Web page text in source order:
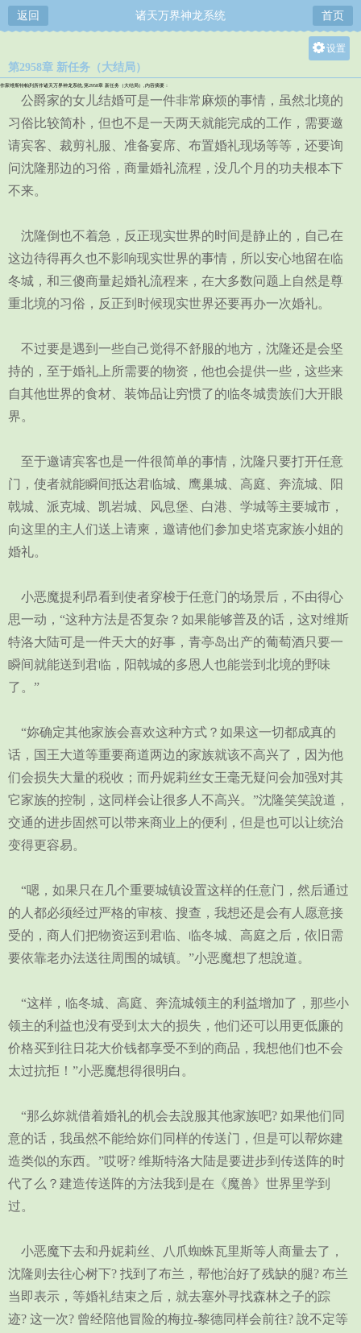
返回 诸天万界神龙系统 首页
设置
大
中
小
第2958章 新任务（大结局）
作家维斯特帕列所作诸天万界神龙系统,第2958章 新任务（大结局）,内容摘要：
公爵家的女儿结婚可是一件非常麻烦的事情，虽然北境的
习俗比较简朴，但也不是一天两天就能完成的工作，需要邀
请宾客、裁剪礼服、准备宴席、布置婚礼现场等等，还要询
问沈隆那边的习俗，商量婚礼流程，没几个月的功夫根本下
不来。
沈隆倒也不着急，反正现实世界的时间是静止的，自己在
这边待得再久也不影响现实世界的事情，所以安心地留在临
冬城，和三傻商量起婚礼流程来，在大多数问题上自然是尊
重北境的习俗，反正到时候现实世界还要再办一次婚礼。
不过要是遇到一些自己觉得不舒服的地方，沈隆还是会坚
持的，至于婚礼上所需要的物资，他也会提供一些，这些来
自其他世界的食材、装饰品让穷惯了的临冬城贵族们大开眼
界。
至于邀请宾客也是一件很简单的事情，沈隆只要打开任意
门，使者就能瞬间抵达君临城、鹰巢城、高庭、奔流城、阳
戟城、派克城、凯岩城、风息堡、白港、学城等主要城市，
向这里的主人们送上请柬，邀请他们参加史塔克家族小姐的
婚礼。
小恶魔提利昂看到使者穿梭于任意门的场景后，不由得心
思一动，“这种方法是否复杂？如果能够普及的话，这对维斯
特洛大陆可是一件天大的好事，青亭岛出产的葡萄酒只要一
瞬间就能送到君临，阳戟城的多恩人也能尝到北境的野味
了。”
“妳确定其他家族会喜欢这种方式？如果这一切都成真的
话，国王大道等重要商道两边的家族就该不高兴了，因为他
们会损失大量的税收；而丹妮莉丝女王毫无疑问会加强对其
它家族的控制，这同样会让很多人不高兴。”沈隆笑笑說道，
交通的进步固然可以带来商业上的便利，但是也可以让统治
变得更容易。
“嗯，如果只在几个重要城镇设置这样的任意门，然后通过
的人都必须经过严格的审核、搜查，我想还是会有人愿意接
受的，商人们把物资运到君临、临冬城、高庭之后，依旧需
要依靠老办法送往周围的城镇。”小恶魔想了想說道。
“这样，临冬城、高庭、奔流城领主的利益增加了，那些小
领主的利益也没有受到太大的损失，他们还可以用更低廉的
价格买到往日花大价钱都享受不到的商品，我想他们也不会
太过抗拒！”小恶魔想得很明白。
“那么妳就借着婚礼的机会去說服其他家族吧? 如果他们同
意的话，我虽然不能给妳们同样的传送门，但是可以帮妳建
造类似的东西。”哎呀? 维斯特洛大陆是要进步到传送阵的时
代了么？建造传送阵的方法我到是在《魔兽》世界里学到
过。
小恶魔下去和丹妮莉丝、八爪蜘蛛瓦里斯等人商量去了，
沈隆则去往心树下? 找到了布兰，帮他治好了残缺的腿? 布兰
当即表示，等婚礼结束之后，就去塞外寻找森林之子的踪
迹? 这一次? 曾经陪他冒险的梅拉-黎德同样会前往? 說不定等